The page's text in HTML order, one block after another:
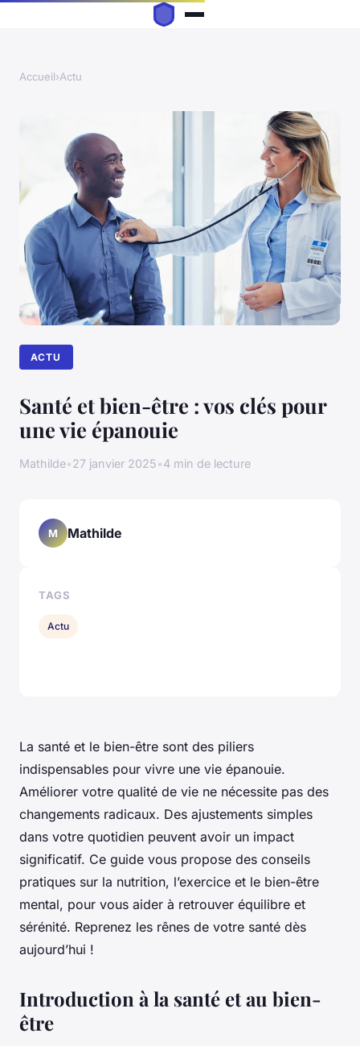
Accueil›Actu
ACTU
Santé et bien-être : vos clés pour
une vie épanouie
Mathilde•27 janvier 2025•4 min de lecture
La santé et le bien-être sont des piliers
indispensables pour vivre une vie épanouie.
Améliorer votre qualité de vie ne nécessite pas des
changements radicaux. Des ajustements simples
dans votre quotidien peuvent avoir un impact
significatif. Ce guide vous propose des conseils
pratiques sur la nutrition, l’exercice et le bien-être
mental, pour vous aider à retrouver équilibre et
sérénité. Reprenez les rênes de votre santé dès
aujourd’hui !
Introduction à la santé et au bien-
être
M Mathilde
TAGS
Actu